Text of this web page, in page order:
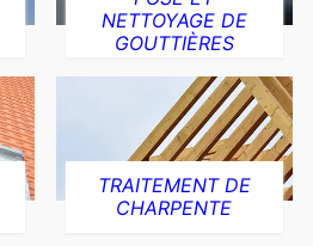
NETTOYAGE DE
GOUTTIÈRES
TRAITEMENT DE
CHARPENTE